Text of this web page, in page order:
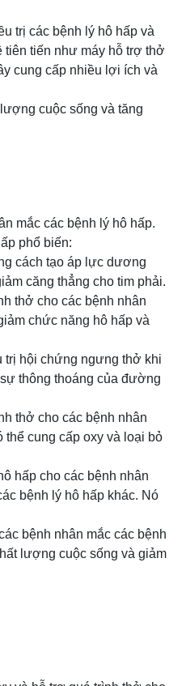
trị các bệnh lý hô hấp và
tiến như máy hỗ trợ thở
cung cấp nhiều lợi ích và
cuộc sống và tăng
mắc các bệnh lý hô hấp.
phổ biến:
cách tạo áp lực dương
căng thẳng cho tim phải.
thở cho các bệnh nhân
chức năng hô hấp và
trị hội chứng ngưng thở khi
thông thoáng của đường
thở cho các bệnh nhân
cung cấp oxy và loại bỏ
hấp cho các bệnh nhân
bệnh lý hô hấp khác. Nó
bệnh nhân mắc các bệnh
lượng cuộc sống và giảm